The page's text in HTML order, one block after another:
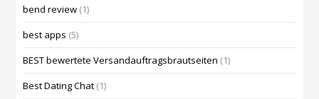
bend review (1)
best apps (5)
BEST bewertete Versandauftragsbrautseiten (1)
Best Dating Chat (1)